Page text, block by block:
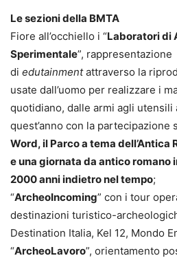
Le sezioni della BMTA
Fiore all’occhiello i “Laboratori di
Sperimentale”, rappresentazione
di edutainmentattraverso la
usate dall’uomo per realizzare i
quotidiano, dalle armi agli
quest’anno con la partecipazione
Word, il Parco a tema dell’Antica
e una giornata da antico romano
2000 anni indietro nel tempo;
“ArcheoIncoming” con i tour
destinazioni turistico-
Destination Italia, Kel 12, Mondo
“ArcheoLavoro”, orientamento